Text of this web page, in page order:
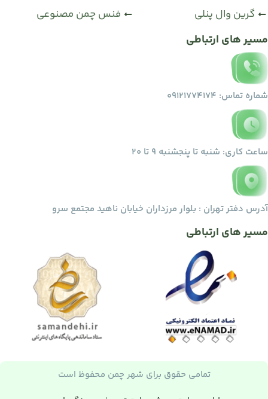
گرین وال پنلی
فنس چمن مصنوعی
مسیر های ارتباطی
شماره تماس: 09121774174
ساعت کاری: شنبه تا پنجشنبه ۹ تا ۲۰
آدرس دفتر تهران : بلوار مرزداران خیابان ناهید مجتمع سرو
مسیر های ارتباطی
تمامی حقوق برای شهر چمن محفوظ است